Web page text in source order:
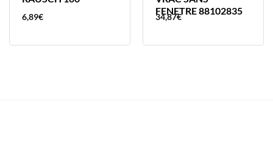
6,89€
FENETRE 88102835
34,87€